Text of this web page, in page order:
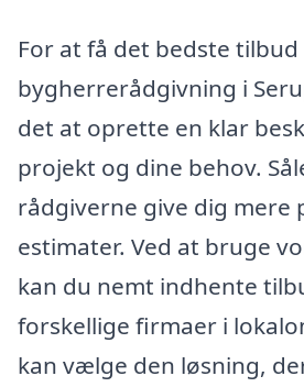
For at få det bedste tilbud
bygherrerådgivning i
det at oprette en klar
projekt og dine behov.
rådgiverne give dig mere
estimater. Ved at bruge
kan du nemt indhente
forskellige firmaer i
kan vælge den løsning,